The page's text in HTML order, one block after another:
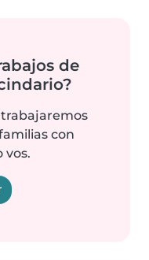
de
con
vos.